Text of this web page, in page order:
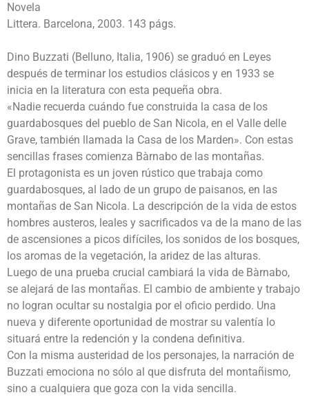
Novela
Littera. Barcelona, 2003. 143 págs.
Dino Buzzati (Belluno, Italia, 1906) se graduó en Leyes
después de terminar los estudios clásicos y en 1933 se
inicia en la literatura con esta pequeña obra.
«Nadie recuerda cuándo fue construida la casa de los
guardabosques del pueblo de San Nicola, en el Valle delle
Grave, también llamada la Casa de los Marden». Con estas
sencillas frases comienza Bàrnabo de las montañas.
El protagonista es un joven rústico que trabaja como
guardabosques, al lado de un grupo de paisanos, en las
montañas de San Nicola. La descripción de la vida de estos
hombres austeros, leales y sacrificados va de la mano de las
de ascensiones a picos difíciles, los sonidos de los bosques,
los aromas de la vegetación, la aridez de las alturas.
Luego de una prueba crucial cambiará la vida de Bàrnabo,
se alejará de las montañas. El cambio de ambiente y trabajo
no logran ocultar su nostalgia por el oficio perdido. Una
nueva y diferente oportunidad de mostrar su valentía lo
situará entre la redención y la condena definitiva.
Con la misma austeridad de los personajes, la narración de
Buzzati emociona no sólo al que disfruta del montañismo,
sino a cualquiera que goza con la vida sencilla.